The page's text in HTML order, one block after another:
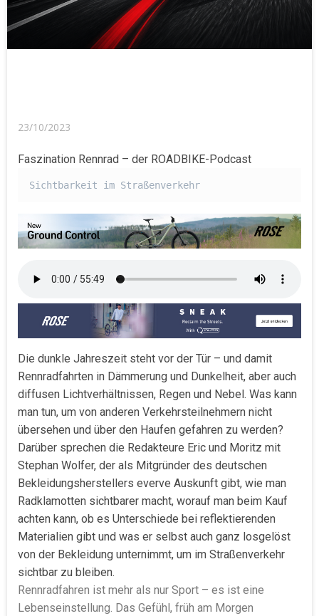
23/10/2023
Faszination Rennrad – der ROADBIKE-Podcast
Sichtbarkeit im Straßenverkehr
Die dunkle Jahreszeit steht vor der Tür – und damit
Rennradfahrten in Dämmerung und Dunkelheit, aber auch
diffusen Lichtverhältnissen, Regen und Nebel. Was kann
man tun, um von anderen Verkehrsteilnehmern nicht
übersehen und über den Haufen gefahren zu werden?
Darüber sprechen die Redakteure Eric und Moritz mit
Stephan Wolfer, der als Mitgründer des deutschen
Bekleidungsherstellers everve Auskunft gibt, wie man
Radklamotten sichtbarer macht, worauf man beim Kauf
achten kann, ob es Unterschiede bei reflektierenden
Materialien gibt und was er selbst auch ganz losgelöst
von der Bekleidung unternimmt, um im Straßenverkehr
sichtbar zu bleiben.
Rennradfahren ist mehr als nur Sport – es ist eine
Lebenseinstellung. Das Gefühl, früh am Morgen